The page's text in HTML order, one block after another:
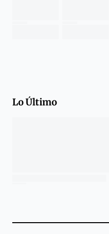
Lo Último